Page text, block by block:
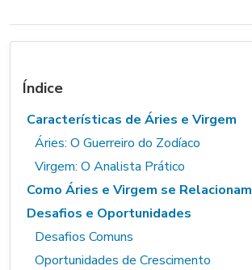
Índice
Características de Áries e Virgem
Áries: O Guerreiro do Zodíaco
Virgem: O Analista Prático
Como Áries e Virgem se Relacionam
Desafios e Oportunidades
Desafios Comuns
Oportunidades de Crescimento